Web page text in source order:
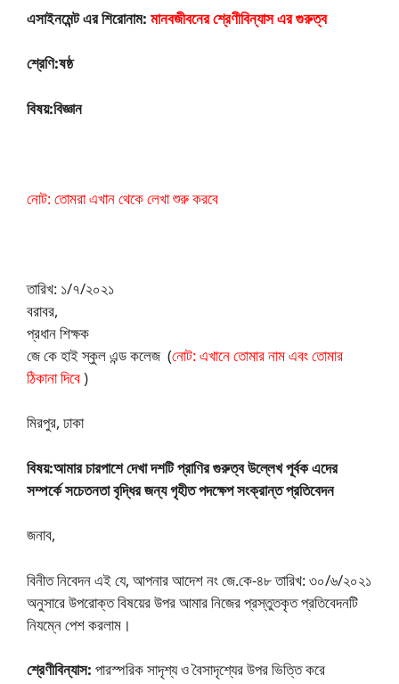
এসাইনমেন্ট এর শিরোনাম: মানবজীবনের শ্রেণীবিন্যাস এর গুরুত্ব
শ্রেণি:ষষ্ঠ
বিষয়:বিজ্ঞান
নোট: তোমরা এখান থেকে লেখা শুরু করবে
তারিখ: ১/৭/২০২১
বরাবর,
প্রধান শিক্ষক
জে কে হাই স্কুল এন্ড কলেজ (নোট: এখানে তোমার নাম এবং তোমার
ঠিকানা দিবে)
মিরপুর, ঢাকা
বিষয়:আমার চারপাশে দেখা দশটি প্রাণির গুরুত্ব উল্লেখ পূর্বক এদের
সম্পর্কে সচেতনতা বৃদ্ধির জন্য গৃহীত পদক্ষেপ সংক্রান্ত প্রতিবেদন
জনাব,
বিনীত নিবেদন এই যে, আপনার আদেশ নং জে.কে-৪৮ তারিখ: ৩০/৬/২০২১
অনুসারে উপরােক্ত বিষয়ের উপর আমার নিজের প্রস্তুতকৃত প্রতিবেদনটি
নিযম্নে পেশ করলাম।
শ্রেণীবিন্যাস: পারস্পরিক সাদৃশ্য ও বৈসাদৃশ্যের উপর ভিত্তি করে